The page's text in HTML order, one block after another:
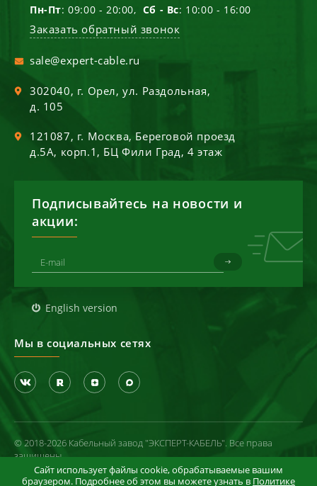
Пн-Пт: 09:00 - 20:00, Сб - Вс: 10:00 - 16:00
Заказать обратный звонок
sale@expert-cable.ru
302040, г. Орел,ул. Раздольная,
д. 105
121087, г. Москва, Береговой проезд
д.5А, корп.1, БЦ Фили Град, 4 этаж
Подписывайтесь на новости и
акции:
English version
Мы в социальных сетях
© 2018-2026 Кабельный завод "ЭКСПЕРТ-КАБЕЛЬ". Все права
защищены
Политика конфиденциальности
Сайт использует файлы cookie, обрабатываемые вашим
браузером. Подробнее об этом вы можете узнать в Политике